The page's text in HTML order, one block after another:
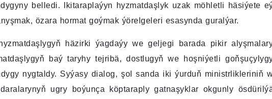
belledi. Ikitaraplaýyn hyzmatdaşlyk uzak möhletli häsiýete
özara hormat goýmak ýörelgeleri esasynda guralýar.
häzirki ýagdaýy we geljegi barada pikir
baý taryhy tejribä, dostlugyň we hoşniýetli
nygtaldy. Syýasy dialog, şol sanda iki ýurduň ministrlikleriniň
ugry boýunça köptaraply gatnaşyklar okgunly